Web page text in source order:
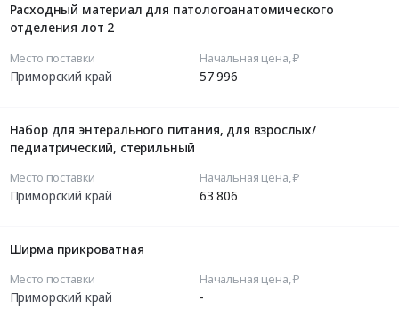
Расходный материал для патологоанатомического
отделения лот 2
Место поставки
Приморский край
Начальная цена, ₽
57 996
Набор для энтерального питания, для взрослых/
педиатрический, стерильный
Место поставки
Приморский край
Начальная цена, ₽
63 806
Ширма прикроватная
Место поставки
Приморский край
Начальная цена, ₽
-